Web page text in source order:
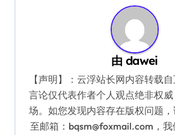
由dawei
【声明】：云浮站长网内容转载
言论仅代表作者个人观点绝非权
场。如您发现内容存在版权问题
至邮箱：bqsm@foxmail.com，